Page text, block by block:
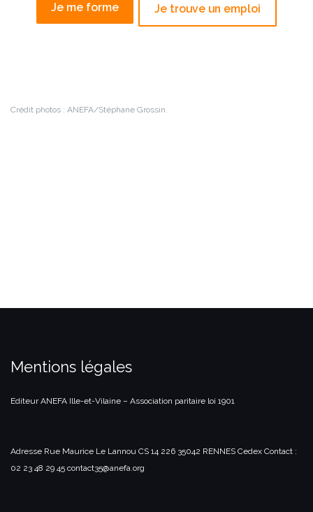
Je me forme Je trouve un emploi
Crédit photos : ANEFA/Stéphane Grossin.
Mentions légales
EditeurANEFA Ille-et-Vilaine – Association paritaire loi 1901
Adresse Rue Maurice Le Lannou CS 14 226 35042 RENNES Cedex Contact :
02 23 48 29 45 contact35@anefa.org